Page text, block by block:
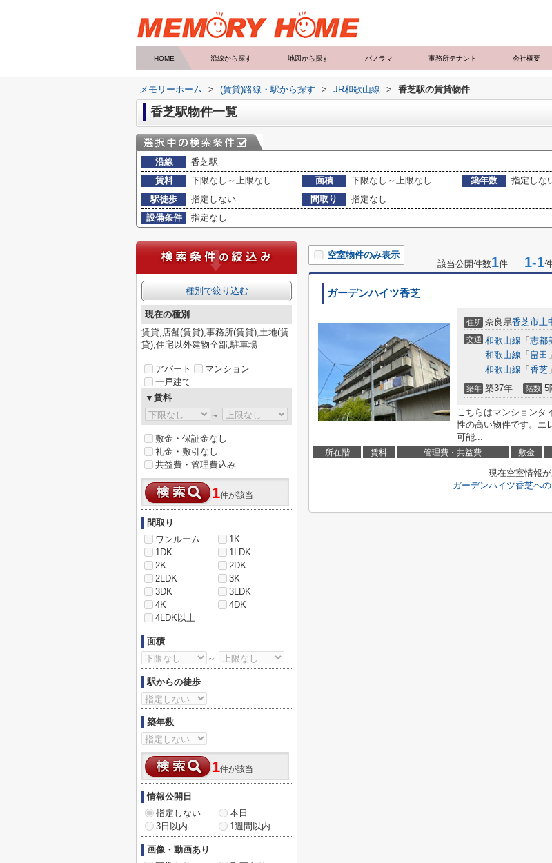
HOME 沿線から探す 地図から探す パノラマ 事務所テナント 会社概要
メモリーホーム > (賃貸)路線・駅から探す > JR和歌山線 > 香芝駅の賃貸物件
香芝駅物件一覧
沿線
香芝駅
賃料
下限なし～上限なし 面積 下限なし～上限なし 築年数
指定しな
駅徒歩
指定しない 間取り
指定なし
設備条件
指定なし
空室物件のみ表示
該当公開件数1件 1-1
ガーデンハイツ香芝
住所 奈良県香芝市上
交通 和歌山線 「 志都
和歌山線 「 畠田
和歌山線 「 香芝
築年 築37年 階数 5
こちらはマンションタ
性の高い物件です。エ
可能...
所在階 賃料 管理費・共益費 敷金
現在空室情報が
ガーデンハイツ香芝へ
種別で絞り込む
現在の種別
賃貸,店舗(賃貸),事務所(賃貸),土地(賃
貸),住宅以外建物全部,駐車場
アパート
マンション
一戸建て
▼賃料
～
敷金・保証金なし
礼金・敷引なし
共益費・管理費込み
1件が該当
間取り
ワンルーム
1K
1DK
1LDK
2K
2DK
2LDK
3K
3DK
3LDK
4K
4DK
4LDK以上
面積
～
駅からの徒歩
築年数
1件が該当
情報公開日
指定しない
本日
3日以内
1週間以内
画像・動画あり